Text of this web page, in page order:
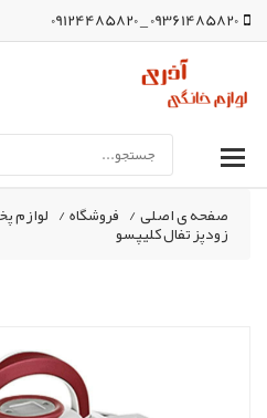
09361485820 _ 09124485820
صفحه ی اصلی/ فروشگاه/ لوازم
زودپز تفال کلیپسو